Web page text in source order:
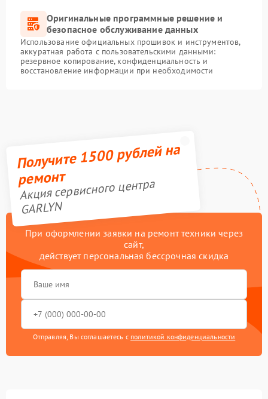
Оригинальные программные решение и
безопасное обслуживание данных
Использование официальных прошивок и инструментов,
аккуратная работа с пользовательскими данными:
резервное копирование, конфиденциальность и
восстановление информации при необходимости
Получите 1500 рублей на
ремонт
Акция сервисного центра
GARLYN
При оформлении заявки на ремонт техники через
сайт,
действует персональная бессрочная скидка
Отправляя, Вы соглашаетесь с политикой конфиденциальности